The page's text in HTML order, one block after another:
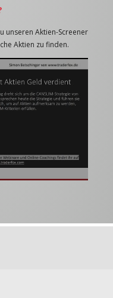
unseren Aktien-Screener
Aktien zu finden.